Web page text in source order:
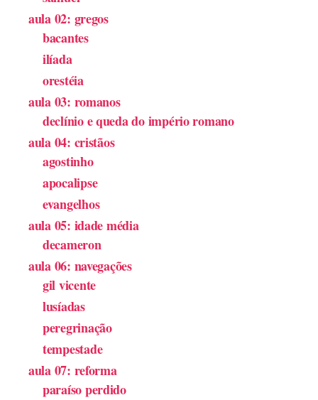
aula 02: gregos
bacantes
ilíada
orestéia
aula 03: romanos
declínio e queda do império romano
aula 04: cristãos
agostinho
apocalipse
evangelhos
aula 05: idade média
decameron
aula 06: navegações
gil vicente
lusíadas
peregrinação
tempestade
aula 07: reforma
paraíso perdido